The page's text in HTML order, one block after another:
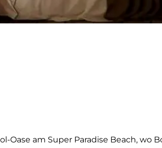
Oase am Super Paradise Beach,